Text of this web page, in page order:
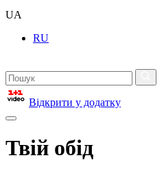
UA
RU
Відкрити у додатку
Твій обід